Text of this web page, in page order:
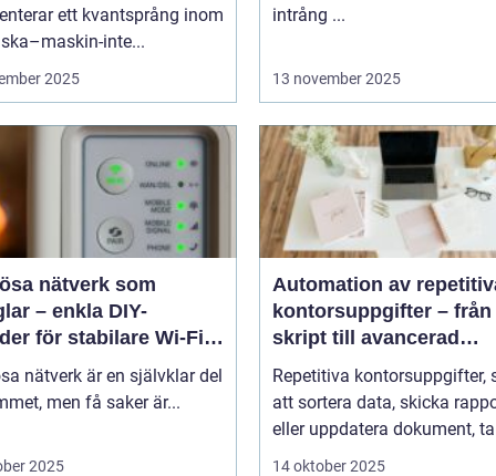
ett kvantsprång inom
inte...
2025
intrång ...
13 november 2025
nätverk som
– enkla DIY-
för stabilare Wi-Fi i
nätverk är en självklar del
men få saker är...
2025
Automation av
kontorsuppgifter – från
skript till avancerad
programvara
Repetitiva kontorsuppgifter,
att sortera data, skicka
eller uppdatera dokument,
14 oktober 2025